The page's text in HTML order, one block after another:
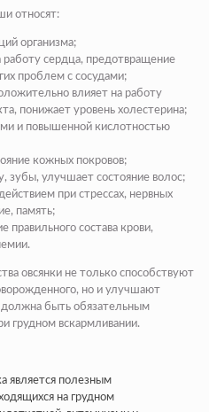
относят:
организма;
работу сердца, предотвращение
проблем с сосудами;
влияет на работу
понижает уровень холестерина;
и повышенной кислотностью
кожных покровов;
зубы, улучшает состояние волос;
при стрессах, нервных
память;
правильного состава крови,
овсянки не только способствуют
но и улучшают
быть обязательным
грудном вскармливании.
является полезным
на грудном